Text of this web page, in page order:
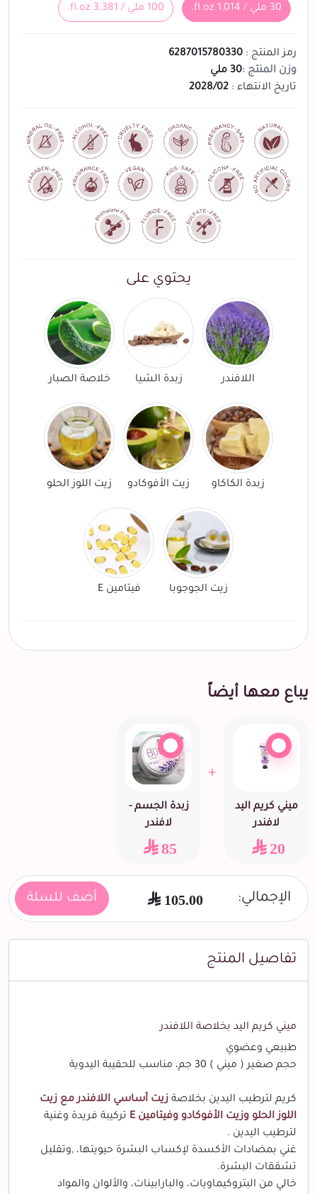
30 ملي / 1.014 fl.oz. 100 ملي / 3.381 fl.oz.
رمز المنتج : 6287015780330
وزن المنتج :30 ملي
تاريخ الانتهاء : 2028/02
يحتوي على
اللافندر زبدة الشيا خلاصة الصبار
زبدة الكاكاو زيت الأفوكادو زيت اللوز الحلو
زيت الجوجوبا فيتامين E
يباع معها أيضاً
ميني كريم اليد
لافندر
20
+
زبدة الجسم -
لافندر
85
الإجمالي: 105.00 أضف للسلة
تفاصيل المنتج
ميني كريم اليد بخلاصة اللافندر
طبيعي وعضوي
حجم صغير ( ميني ) 30 جم، مناسب للحقيبة اليدوية
كريم لترطيب اليدين بخلاصة زيت أساسي اللافندر مع زيت
اللوز الحلو وزيت الأفوكادو وفيتامين E
تركيبة فريدة وغنية
لترطيب اليدين .
غني بمضادات الأكسدة لإكساب البشرة حيويتها، ,وتقليل
تشققات البشرة.
خالي من البتروكيماويات، والبارابينات، والألوان والمواد